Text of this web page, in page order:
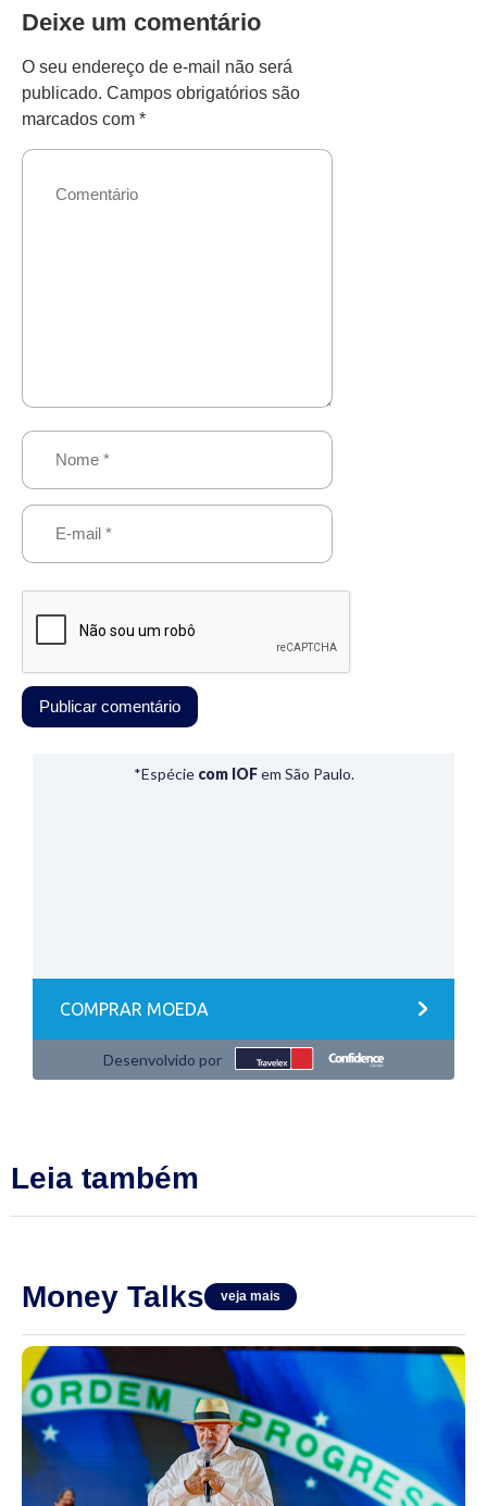
Deixe um comentário
O seu endereço de e-mail não será
publicado. Campos obrigatórios são
marcados com *
Leia também
Money Talks veja mais